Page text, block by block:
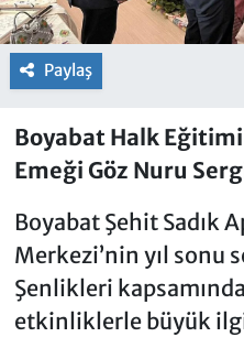
Paylaş
Boyabat Halk Eğitimi
Emeği Göz Nuru
Boyabat Şehit Sadık
Merkezi’nin yıl sonu
Şenlikleri
etkinliklerle büyük